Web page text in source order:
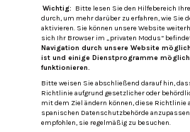
Wichtig: Bitte lesen Sie den Hilfebereich
durch, um mehr darüber zu erfahren, wie Sie
aktivieren. Sie können unsere Website
sich Ihr Browser im „privaten Modus“
Navigation durch unsere Website
ist und einige Dienstprogramme
funktionieren.
Bitte weisen Sie abschließend darauf hin,
Richtlinie aufgrund gesetzlicher oder
mit dem Ziel ändern können, diese Richtlinie
spanischen Datenschutzbehörde
empfohlen, sie regelmäßig zu besuchen.